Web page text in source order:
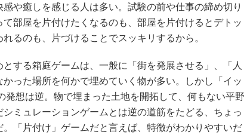
や癒しを感じる人は多い。試験の前や仕事の締め切り
部屋を片付けたくなるのも、部屋を片付けるとデトッ
るのも、片づけることでスッキリするから。
する箱庭ゲームは、一般に「街を発展させる」、「人
った場所を何かで埋めていく物が多い。しかし「イッ
発想は逆。物で埋まった土地を開拓して、何もない平野
ミュレーションゲームとは逆の道筋をたどる、ちょっ
。「片付け」ゲームだと言えば、特徴がわかりやすいだ